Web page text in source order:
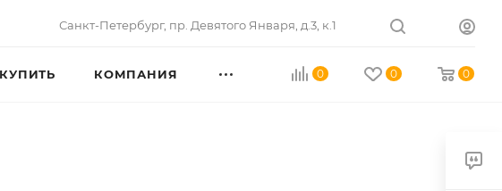
Санкт-Петербург, пр. Девятого Января, д.3, к.1
0 0 0
КОМПАНИЯ